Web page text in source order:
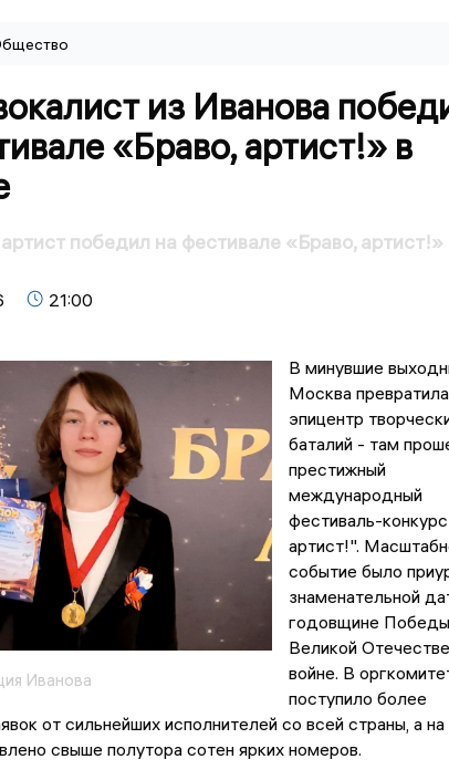
из Иванова
«Браво, артист!» в
победил на фестивале «Браво, артист!»
21:00
Иванова
В минувшие
Москва
эпицентр
баталий - там
престижный
международный
фестиваль-
артист!".
событие было
знаменательной
годовщине
Великой
войне. В
поступило более
от сильнейших исполнителей со всей страны, а
свыше полутора сотен ярких номеров.